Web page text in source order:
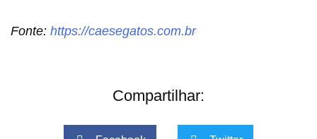
Fonte: https://caesegatos.com.br
Compartilhar: